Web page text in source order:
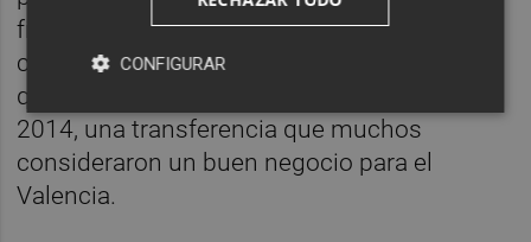
física. Sin embargo, al cambiar a defensa
central, Mathieu mostró su mejor versión, lo
que le valió un fichaje por el Barcelona en
2014, una transferencia que muchos
consideraron un buen negocio para el
Valencia.
CONFIGURAR